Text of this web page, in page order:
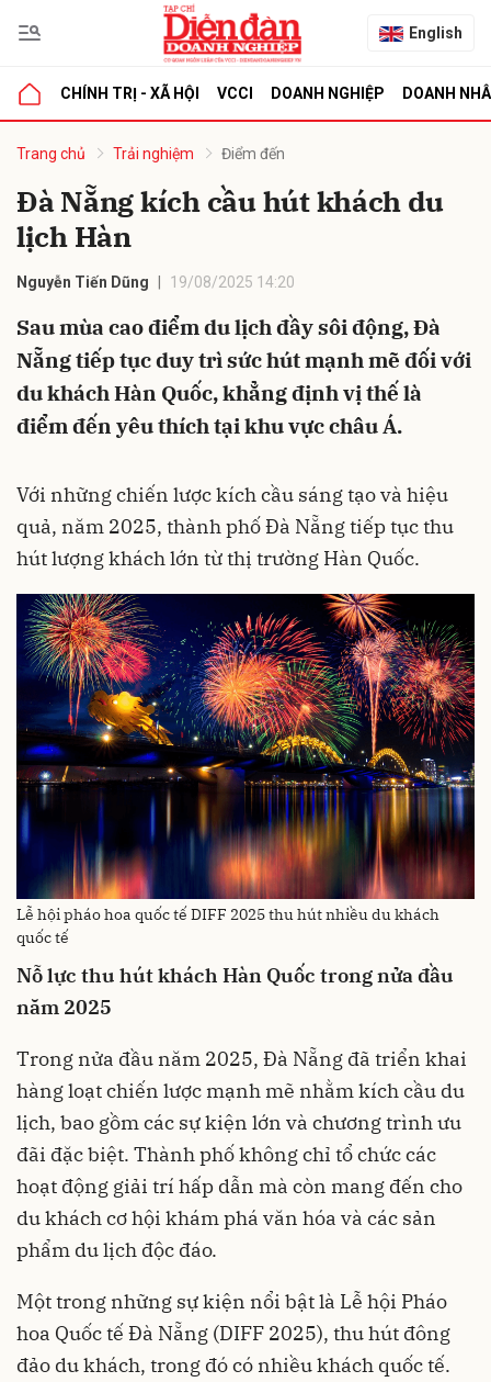
English
CHÍNH TRỊ - XÃ HỘI VCCI DOANH NGHIỆP DOANH
Trang chủ Trải nghiệm Điểm đến
Đà Nẵng kích cầu hút khách du
lịch Hàn
Nguyễn Tiến Dũng 19/08/2025 14:20
Sau mùa cao điểm du lịch đầy sôi động, Đà
Nẵng tiếp tục duy trì sức hút mạnh mẽ đối với
du khách Hàn Quốc, khẳng định vị thế là
điểm đến yêu thích tại khu vực châu Á.
Với những chiến lược kích cầu sáng tạo và hiệu
quả, năm 2025, thành phố Đà Nẵng tiếp tục thu
hút lượng khách lớn từ thị trường Hàn Quốc.
Lễ hội pháo hoa quốc tế DIFF 2025 thu hút nhiều du khách
quốc tế
Nỗ lực thu hút khách Hàn Quốc trong nửa đầu
năm 2025
Trong nửa đầu năm 2025, Đà Nẵng đã triển khai
hàng loạt chiến lược mạnh mẽ nhằm kích cầu du
lịch, bao gồm các sự kiện lớn và chương trình ưu
đãi đặc biệt. Thành phố không chỉ tổ chức các
hoạt động giải trí hấp dẫn mà còn mang đến cho
du khách cơ hội khám phá văn hóa và các sản
phẩm du lịch độc đáo.
Một trong những sự kiện nổi bật là Lễ hội Pháo
hoa Quốc tế Đà Nẵng (DIFF 2025), thu hút đông
đảo du khách, trong đó có nhiều khách quốc tế.
luận
Hủy